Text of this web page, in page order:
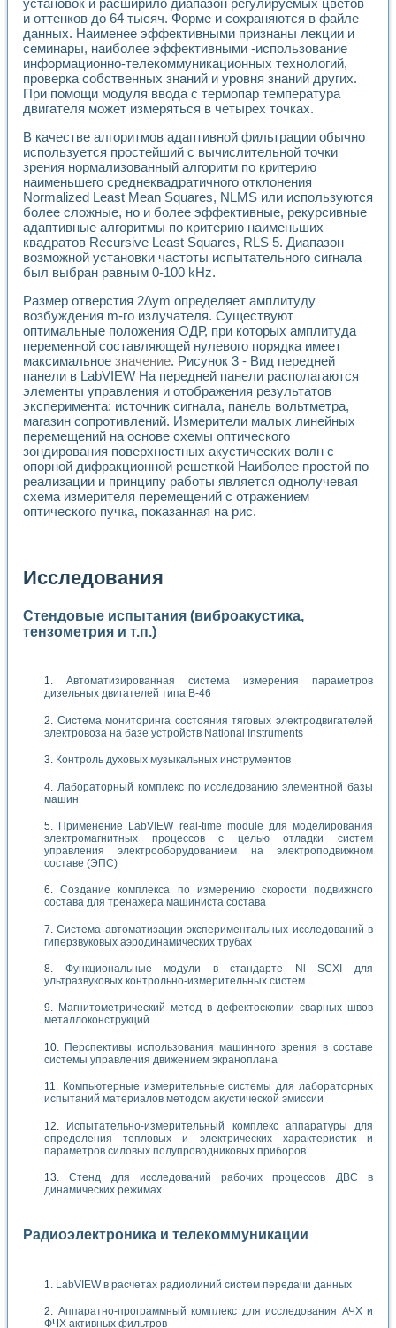
установок и расширило диапазон регулируемых цветов
и оттенков до 64 тысяч. Форме и сохраняются в файле
данных. Наименее эффективными признаны лекции и
семинары, наиболее эффективными -использование
информационно-телекоммуникационных технологий,
проверка собственных знаний и уровня знаний других.
При помощи модуля ввода с термопар температура
двигателя может измеряться в четырех точках.
В качестве алгоритмов адаптивной фильтрации обычно
используется простейший с вычислительной точки
зрения нормализованный алгоритм по критерию
наименьшего среднеквадратичного отклонения
Normalized Least Mean Squares, NLMS или используются
более сложные, но и более эффективные, рекурсивные
адаптивные алгоритмы по критерию наименьших
квадратов Recursive Least Squares, RLS 5. Диапазон
возможной установки частоты испытательного сигнала
был выбран равным 0-100 kHz.
Размер отверстия 2∆ym определяет амплитуду
возбуждения m-го излучателя. Существуют
оптимальные положения ОДР, при которых амплитуда
переменной составляющей нулевого порядка имеет
максимальное значение. Рисунок 3 - Вид передней
панели в LabVIEW На передней панели располагаются
элементы управления и отображения результатов
эксперимента: источник сигнала, панель вольтметра,
магазин сопротивлений. Измерители малых линейных
перемещений на основе схемы оптического
зондирования поверхностных акустических волн с
опорной дифракционной решеткой Наиболее простой по
реализации и принципу работы является однолучевая
схема измерителя перемещений с отражением
оптического пучка, показанная на рис.
Исследования
Стендовые испытания (виброакустика,
тензометрия и т.п.)
Автоматизированная система измерения параметров
дизельных двигателей типа В-46
Система мониторинга состояния тяговых электродвигателей
электровоза на базе устройств National Instruments
Контроль духовых музыкальных инструментов
Лабораторный комплекс по исследованию элементной базы
машин
Применение LabVIEW real-time module для моделирования
электромагнитных процессов с целью отладки систем
управления электрооборудованием на электроподвижном
составе (ЭПС)
Создание комплекса по измерению скорости подвижного
состава для тренажера машиниста состава
Система автоматизации экспериментальных исследований в
гиперзвуковых аэродинамических трубах
Функциональные модули в стандарте Nl SCXI для
ультразвуковых контрольно-измерительных систем
Магнитометрический метод в дефектоскопии сварных швов
металлоконструкций
Перспективы использования машинного зрения в составе
системы управления движением экраноплана
Компьютерные измерительные системы для лабораторных
испытаний материалов методом акустической эмиссии
Испытательно-измерительный комплекс аппаратуры для
определения тепловых и электрических характеристик и
параметров силовых полупроводниковых приборов
Стенд для исследований рабочих процессов ДВС в
динамических режимах
Радиоэлектроника и телекоммуникации
LabVIEW в расчетах радиолиний систем передачи данных
Аппаратно-программный комплекс для исследования АЧХ и
ФЧХ активных фильтров